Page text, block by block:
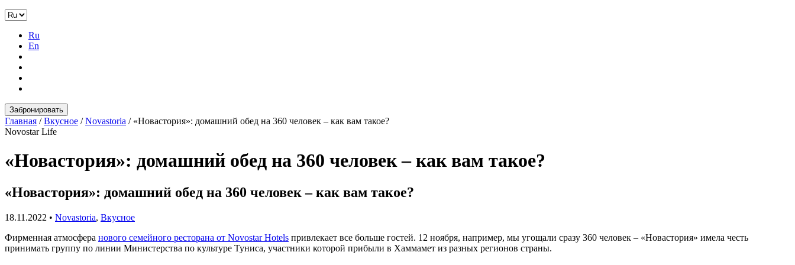
Ru
En
Забронировать
Главная /Вкусное /Novastoria / «Новастория»: домашний обед на 360 человек – как вам такое?
Novostar Life
«Новастория»: домашний обед на 360 человек – как вам такое?
«Новастория»: домашний обед на 360 человек – как вам такое?
18.11.2022 • Novastoria, Вкусное
Фирменная атмосфера нового семейного ресторана от Novostar Hotels привлекает все больше гостей. 12 ноября, например, мы угощали сразу 360 человек – «Новастория» имела честь
принимать группу по линии Министерства по культуре Туниса, участники которой прибыли в Хаммамет из разных регионов страны.